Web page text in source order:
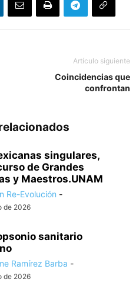
Artículo siguiente
Coincidencias que
confrontan
singulares,
de Grandes
y Maestros.UNAM
Re-Evolución -
de 2026
sanitario
Ramírez Barba -
de 2026